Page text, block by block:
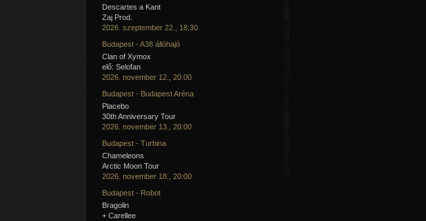
Descartes a Kant
Zaj Prod.
2026. szeptember 22., 18:30
Budapest - A38 állóhajó
Clan of Xymox
elő: Selofan
2026. november 12., 20:00
Budapest - Budapest Aréna
Placebo
30th Anniversary Tour
2026. november 13., 20:00
Budapest - Turbina
Chameleons
Arctic Moon Tour
2026. november 18., 20:00
Budapest - Robot
Bragolin
+ Carellee